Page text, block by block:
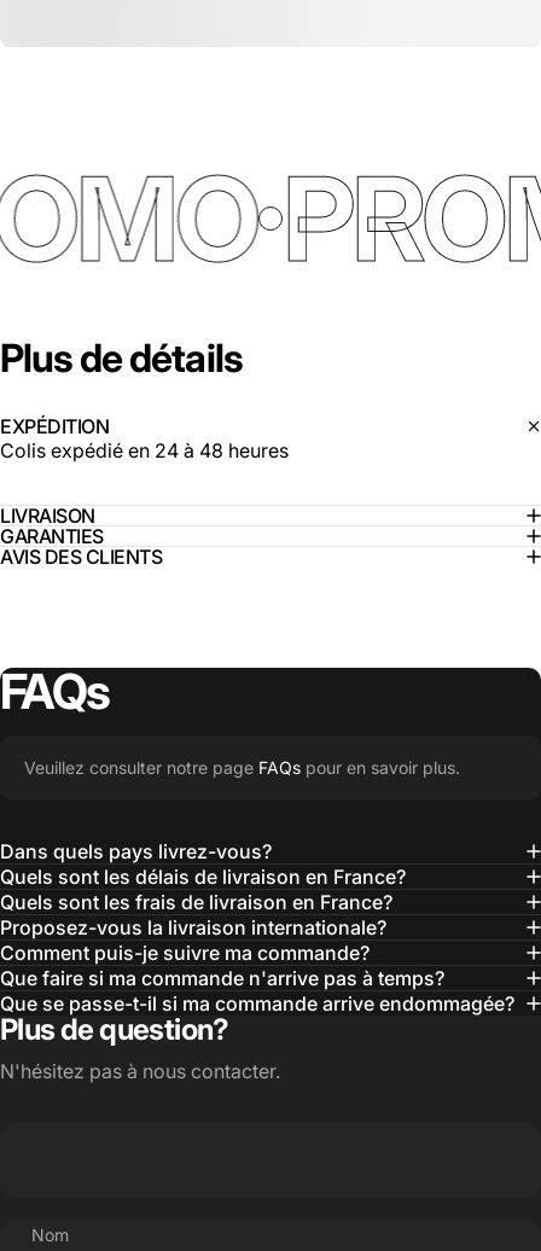
Plusdedétails
EXPÉDITION
Colis expédié en 24 à 48 heures
LIVRAISON
GARANTIES
AVIS DES CLIENTS
FAQs
Veuillez consulter notre page FAQs pour en savoir plus.
Dans quels pays livrez-vous?
Quels sont les délais de livraison en France?
Quels sont les frais de livraison en France?
Proposez-vous la livraison internationale?
Comment puis-je suivre ma commande?
Que faire si ma commande n'arrive pas à temps?
Que se passe-t-il si ma commande arrive endommagée?
Plus de question?
N'hésitez pas à nous contacter.
Nom